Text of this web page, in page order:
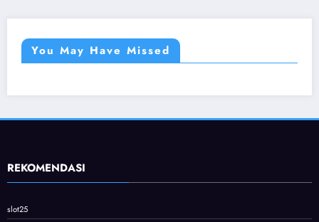
You May Have Missed
REKOMENDASI
slot25